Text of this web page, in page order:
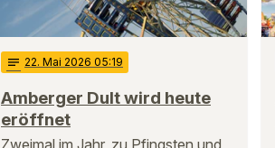
notes 22. Mai 2026 05:19
Amberger Dult wird heute
eröffnet
Zweimal im Jahr, zu Pfingsten und